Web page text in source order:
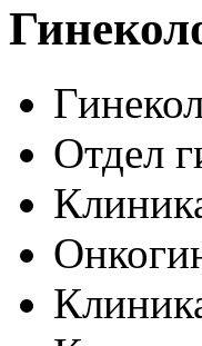
Отдел